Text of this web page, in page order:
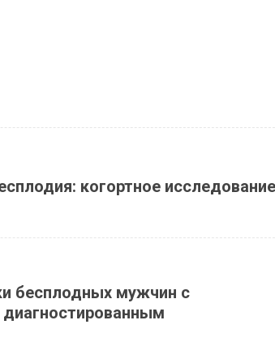
когортное
бесплодных мужчин с
диагностированным